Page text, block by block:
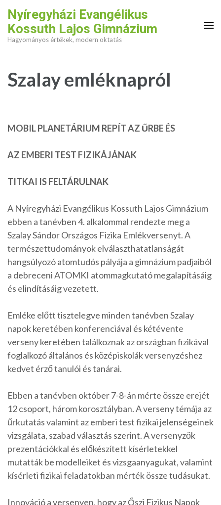
content
(Press
Nyíregyházi Evangélikus
Kossuth Lajos Gimnázium
Hagyományos értékek, modern oktatás
Szalay emléknapról
MOBIL PLANETÁRIUM REPÍT AZ ŰRBE ÉS
AZ EMBERI TEST FIZIKÁJÁNAK
TITKAI IS FELTÁRULNAK
A Nyíregyházi Evangélikus Kossuth Lajos Gimnázium
ebben a tanévben 4. alkalommal rendezte meg a
Szalay Sándor Országos Fizika Emlékversenyt. A
természettudományok elválaszthatatlanságát
hangsúlyozó atomtudós pályája a gimnázium padjaiból
a debreceni ATOMKI atommagkutató megalapításáig
és elindításáig vezetett.
Emléke előtt tisztelegve minden tanévben Szalay
napok keretében konferenciával és kétévente
verseny keretében találkoznak az országban fizikával
foglalkozó általános és középiskolák versenyzéshez
kedvet érző tanulói és tanárai.
Ebben a tanévben október 7-8-án mérte össze erejét
12 csoport, három korosztályban. A verseny témája az
űrkutatás valamint az emberi test fizikai jelenségeinek
vizsgálata, szabad választás szerint. A versenyzők
prezentációkkal és előkészített kísérletekkel
mutatták be modelleiket és vizsgaanyagukat, valamint
kísérleti fizikai feladatokban mérték össze tudásukat.
Innováció a versenyen, hogy az Őszi Fizikus Napok